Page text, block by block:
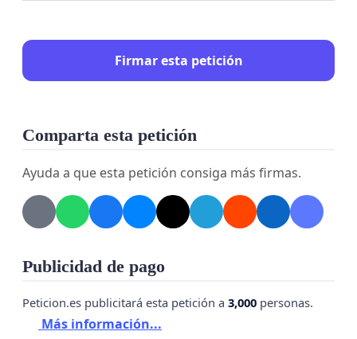
Firmar esta petición
Comparta esta petición
Ayuda a que esta petición consiga más firmas.
Publicidad de pago
Peticion.es publicitará esta petición a 3,000 personas.
Más información...